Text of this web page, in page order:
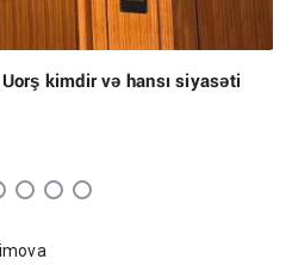
kimdir və hansı siyasəti